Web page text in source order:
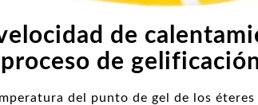
de
de
del punto de gel de los éteres